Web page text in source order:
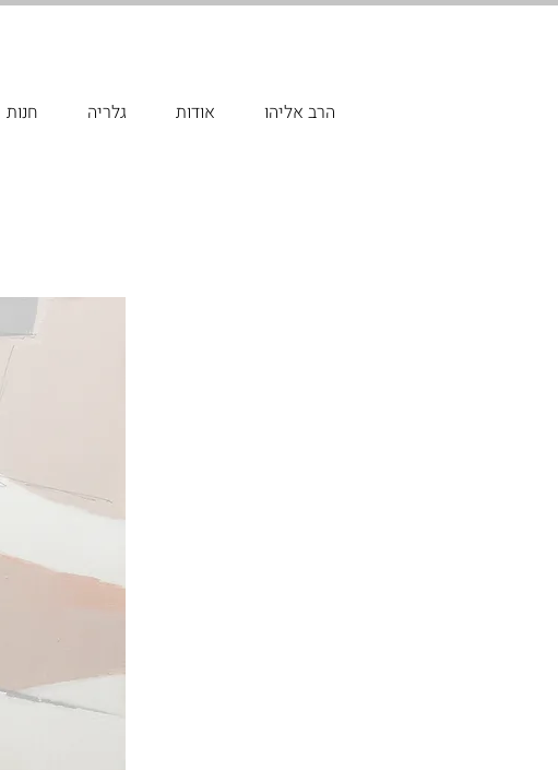
הרב אליהו אודות גלריה חנות